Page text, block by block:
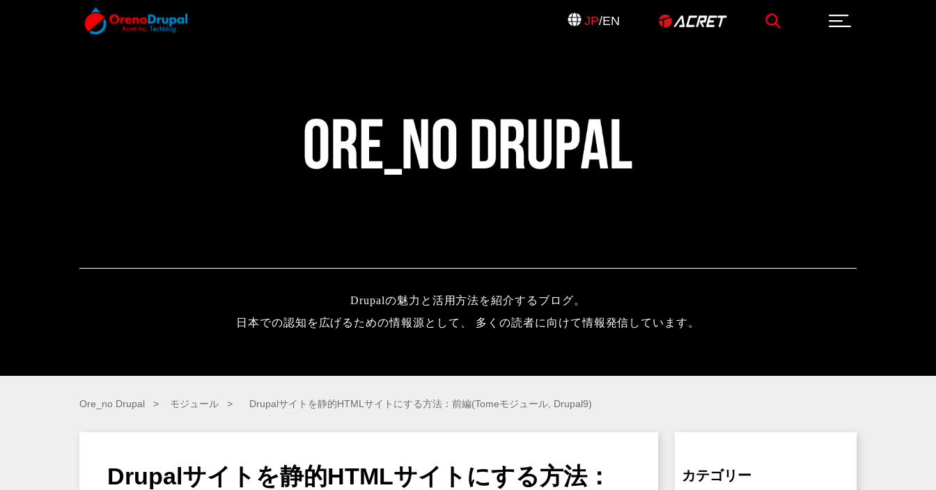
メインコンテンツに移動
JP/EN
Drupalの魅力と活用方法を紹介するブログ。
日本での認知を広げるための情報源として、 多くの読者に向けて情報発信しています。
Ore_no Drupal モジュール Drupalサイトを静的HTMLサイトにする方法：前編(Tomeモジュール, Drupal9)
Drupalサイトを静的HTMLサイトにする方法：
カテゴリー